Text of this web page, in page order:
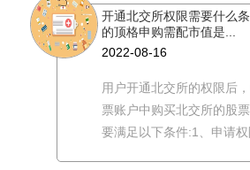
开通北交所权限需要什么
的顶格申购需配市值是...
2022-08-16
用户开通北交所的权限后
票账户中购买北交所的股
要满足以下条件:1、申请权